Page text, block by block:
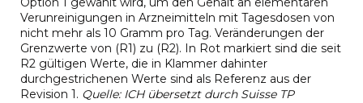
Verunreinigungen in Arzneimitteln mit Tagesdosen von
nicht mehr als 10 Gramm pro Tag. Veränderungen der
Grenzwerte von (R1) zu (R2). In Rot markiert sind die seit
R2 gültigen Werte, die in Klammer dahinter
durchgestrichenen Werte sind als Referenz aus der
Revision 1. Quelle: ICH übersetzt durch Suisse TP